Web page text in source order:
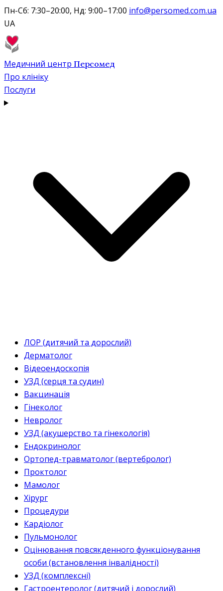
Пн-Сб: 7:30–20:00, Нд: 9:00–17:00 info@persomed.com.ua
UA
Медичний центр Персомед
Про клініку
Послуги
ЛОР (дитячий та дорослий)
Дерматолог
Відеоендоскопія
УЗД (серця та судин)
Вакцинація
Гінеколог
Невролог
УЗД (акушерство та гінекологія)
Ендокринолог
Ортопед-травматолог (вертебролог)
Проктолог
Мамолог
Хірург
Процедури
Кардіолог
Пульмонолог
Оцінювання повсякденного функціонування
особи (встановлення інвалідності)
УЗД (комплексні)
Гастроентеролог (дитячий і дорослий)